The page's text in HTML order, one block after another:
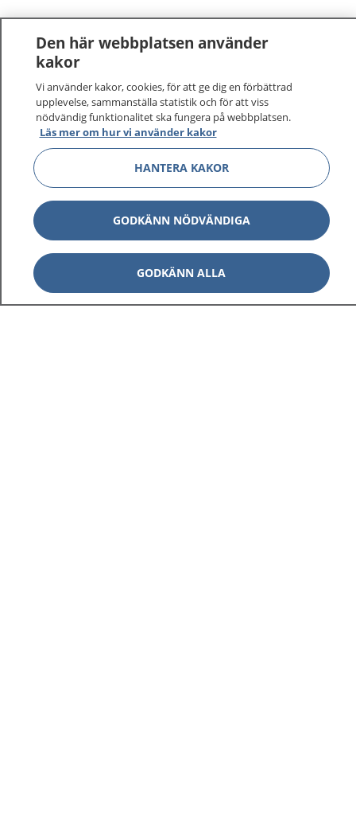
Den här webbplatsen använder
kakor
Vi använder kakor, cookies, för att ge dig en förbättrad
upplevelse, sammanställa statistik och för att viss
nödvändig funktionalitet ska fungera på webbplatsen.
Läs mer om hur vi använder kakor
HANTERA KAKOR
GODKÄNN NÖDVÄNDIGA
GODKÄNN ALLA